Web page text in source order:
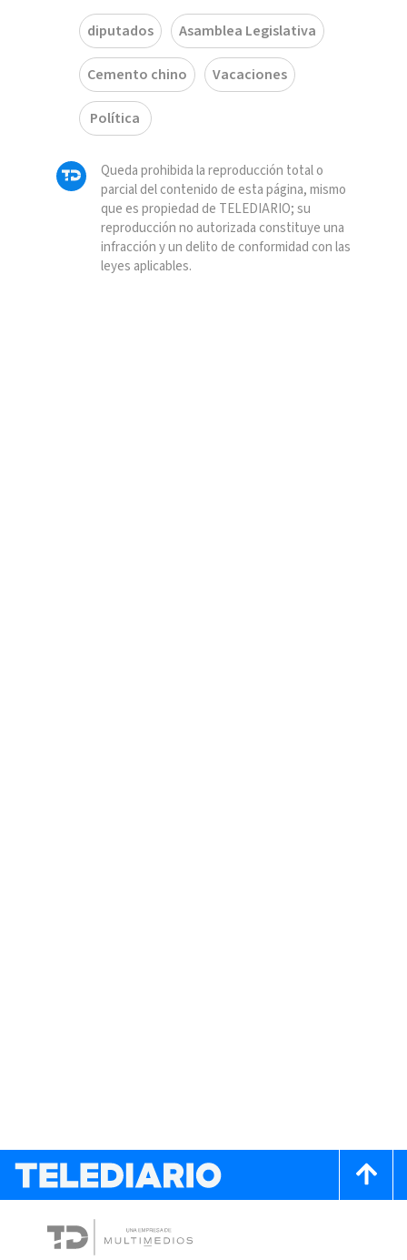
diputados Asamblea Legislativa
Cemento chino Vacaciones
Política
Queda prohibida la reproducción total o
parcial del contenido de esta página, mismo
que es propiedad de TELEDIARIO; su
reproducción no autorizada constituye una
infracción y un delito de conformidad con las
leyes aplicables.